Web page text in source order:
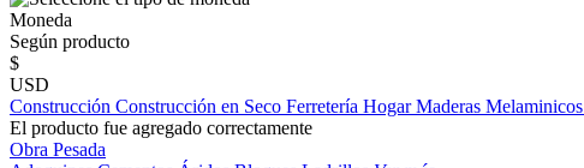
Moneda
Según producto
$
USD
Construcción Construcción en Seco Ferretería HogarMaderas Melaminicos
El producto fue agregado correctamente
Obra Pesada